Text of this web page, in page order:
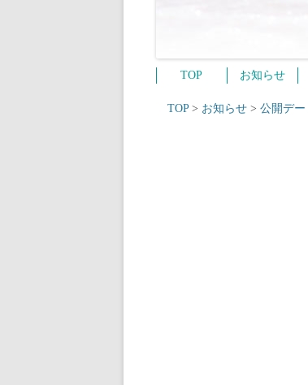
TOP お知らせ
TOP> お知らせ > 公開デー